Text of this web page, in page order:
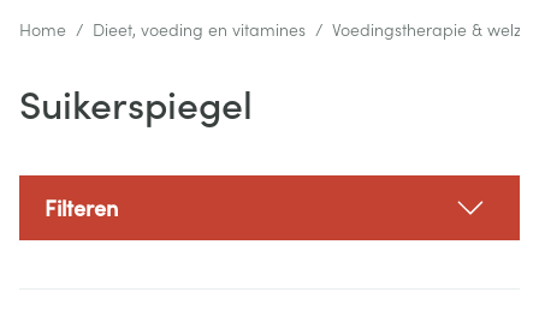
Home / Dieet, voeding en vitamines / Voedingstherapie & welzijn
Suikerspiegel
Filteren